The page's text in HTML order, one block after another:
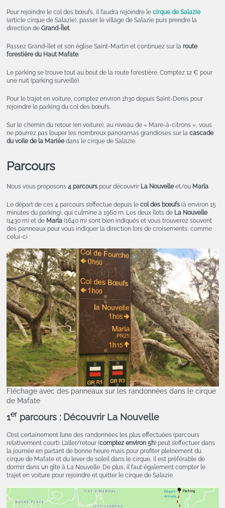
Pour rejoindre le col des bœufs, il faudra rejoindre le cirque de Salazie
(article cirque de Salazie), passer le village de Salazie puis prendre la
direction de Grand-Îlet.
Passez Grand-îlet et son église Saint-Martin et continuez sur la route
forestière du Haut Mafate.
Le parking se trouve tout au bout de la route forestière. Comptez 12 € pour
une nuit (parking surveillé).
Pour le trajet en voiture, comptez environ 1h30 depuis Saint-Denis pour
rejoindre le parking du col des bœufs.
Sur le chemin du retour (en voiture), au niveau de « Mare-à-citrons », vous
ne pourrez pas louper les nombreux panoramas grandioses sur la cascade
du voile de la Mariéedans le cirque de Salazie.
Parcours
Nous vous proposons 4 parcourspour découvrir La Nouvelleet/ou Marla.
Le départ de ces 4 parcours s’effectue depuis le col des bœufs(à environ 15
minutes du parking), qui culmine à 1960 m. Les deux îlets de La Nouvelle
(1430 m) et de Marla(1640 m) sont bien indiqués et vous trouverez souvent
des panneaux pour vous indiquer la direction lors de croisements, comme
celui-ci :
Fléchage avec des panneaux sur les randonnées dans le cirque
de Mafate
1erparcours : Découvrir La Nouvelle
C’est certainement l’une des randonnées les plus effectuées (parcours
relativement court). L’aller/retour (comptez environ 5h) peut s’effectuer dans
la journée en partant de bonne heure mais pour profiter pleinement du
cirque de Mafate et du lever de soleil dans le cirque, il est préférable de
dormir dans un gîte à La Nouvelle. De plus, il faut également compter le
trajet en voiture pour rejoindre et quitter le cirque de Salazie.